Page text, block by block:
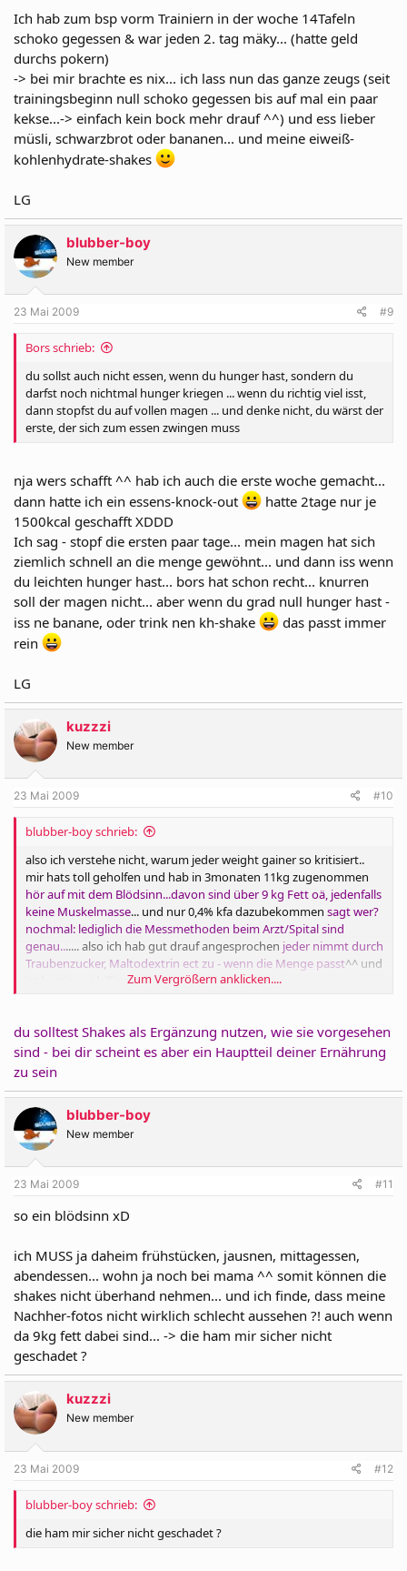
Ich hab zum bsp vorm Trainiern in der woche 14Tafeln
schoko gegessen & war jeden 2. tag mäky... (hatte geld
durchs pokern)
-> bei mir brachte es nix... ich lass nun das ganze zeugs (seit
trainingsbeginn null schoko gegessen bis auf mal ein paar
kekse...-> einfach kein bock mehr drauf ^^) und ess lieber
müsli, schwarzbrot oder bananen... und meine eiweiß-
kohlenhydrate-shakes
LG
blubber-boy
New member
23 Mai 2009 #9
Bors schrieb:
du sollst auch nicht essen, wenn du hunger hast, sondern du
darfst noch nichtmal hunger kriegen ... wenn du richtig viel isst,
dann stopfst du auf vollen magen ... und denke nicht, du wärst der
erste, der sich zum essen zwingen muss
nja wers schafft ^^ hab ich auch die erste woche gemacht...
dann hatte ich ein essens-knock-out
hatte 2tage nur je
1500kcal geschafft XDDD
Ich sag - stopf die ersten paar tage... mein magen hat sich
ziemlich schnell an die menge gewöhnt... und dann iss wenn
du leichten hunger hast... bors hat schon recht... knurren
soll der magen nicht... aber wenn du grad null hunger hast -
iss ne banane, oder trink nen kh-shake
das passt immer
rein
LG
kuzzzi
New member
23 Mai 2009 #10
blubber-boy schrieb:
also ich verstehe nicht, warum jeder weight gainer so kritisiert..
mir hats toll geholfen und hab in 3monaten 11kg zugenommen
hör auf mit dem Blödsinn...davon sind über 9 kg Fett oä, jedenfalls
keine Muskelmasse... und nur 0,4% kfa dazubekommen sagt wer?
nochmal: lediglich die Messmethoden beim Arzt/Spital sind
genau....... also ich hab gut drauf angesprochen jeder nimmt durch
Traubenzucker, Maltodextrin ect zu - wenn die Menge passt^^ und
ist bestimmt billiger wie selbst mischen...
ich meinte auch immer "ich ess so viel und was ich will" -> ist aber
falsch... iss soviel du sollst von dem du sollst ;-)
wenn du iwelche sachen isst, die nur stopfen, wird nix
weitergehn...dann gehst dus falsch an
lies dich im forum ein - hilft viel...
Ich hab zum bsp vorm Trainiern in der woche 14Tafeln schoko
-> bei mir brachte es nix... ich lass nun das ganze zeugs (seit
> einfach kein bock mehr drauf ^^) und ess lieber müsli,
schwarzbrot
iss doch gleich Semmeln...oder bananen... und meine
eiweiß-kohlenhydrate-shakes
LG
Zum Vergrößern anklicken....
du solltest Shakes als Ergänzung nutzen, wie sie vorgesehen
sind - bei dir scheint es aber ein Hauptteil deiner Ernährung
zu sein
blubber-boy
New member
23 Mai 2009 #11
so ein blödsinn xD
ich MUSS ja daheim frühstücken, jausnen, mittagessen,
abendessen... wohn ja noch bei mama ^^ somit können die
shakes nicht überhand nehmen... und ich finde, dass meine
Nachher-fotos nicht wirklich schlecht aussehen ?! auch wenn
da 9kg fett dabei sind... -> die ham mir sicher nicht
geschadet ?
kuzzzi
New member
23 Mai 2009 #12
blubber-boy schrieb:
die ham mir sicher nicht geschadet ?